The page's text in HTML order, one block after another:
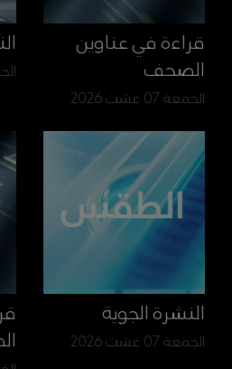
قراءة في عناوين
الصحف
الجمعة 07 غشت 2026
النشرة الجوية
الجمعة 07 غشت 2026